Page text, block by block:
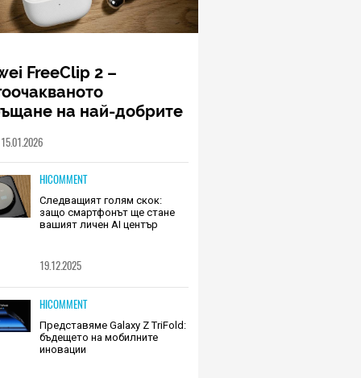
FreeClip 2 –
на най-добрите
15.01.2026
HICOMMENT
Следващият голям скок:
защо смартфонът ще стане
вашият личен AI център
19.12.2025
HICOMMENT
Представяме Galaxy Z TriFold:
бъдещето на мобилните
иновации